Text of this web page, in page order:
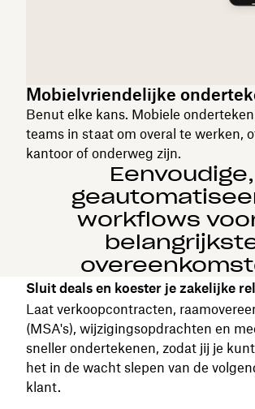
Mobielvriendelijke
Benut elke kans. Mobiele
teams in staat om overal te werken,
kantoor of onderweg zijn.
Eenvoudige,
workflows
Sluit deals en koester je zakelijke
Laat verkoopcontracten,
(MSA's), wijzigingsopdrachten en
sneller ondertekenen, zodat jij je
het in de wacht slepen van de
klant.